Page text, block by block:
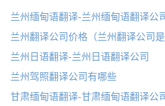
兰州缅甸语翻译-兰州缅甸语翻译公
兰州翻译公司价格（兰州翻译公司是
兰州日语翻译-兰州日语翻译公司
兰州驾照翻译公司有哪些
甘肃缅甸语翻译-甘肃缅甸语翻译公